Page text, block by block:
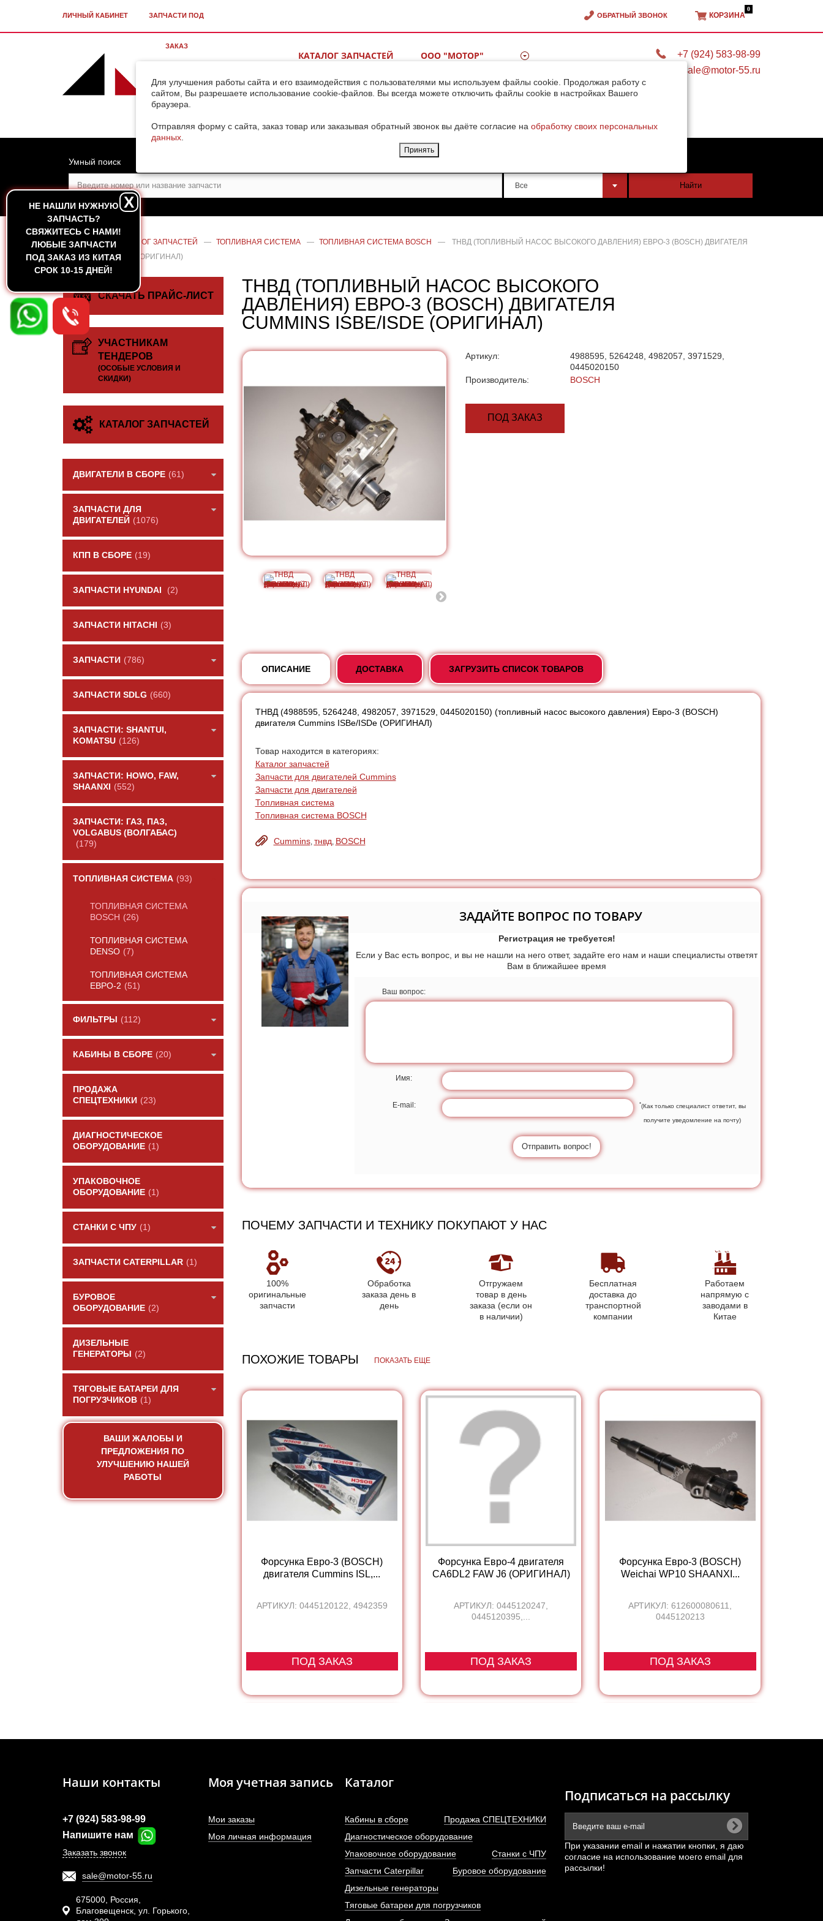
Для улучшения работы сайта и его взаимодействия с пользователями мы используем файлы cookie. Продолжая работу с
сайтом, Вы разрешаете использование cookie-файлов. Вы всегда можете отключить файлы cookie в настройках Вашего
браузера.
Отправляя форму с сайта, заказ товар или заказывая обратный звонок вы даёте согласие на обработку своих персональных
данных
Принять
ЛИЧНЫЙ КАБИНЕТ ЗАПЧАСТИ ПОД
ЗАКАЗ
ОБРАТНЫЙ ЗВОНОК КОРЗИНА
0
КАТАЛОГ ЗАПЧАСТЕЙ ООО "МОТОР"
ВИДЕОГАЛЕРЕЯ КОНТАКТЫ
+7 (924) 583-98-99
sale@motor-55.ru
НЕ НАШЛИ НУЖНУЮ
ЗАПЧАСТЬ?
CВЯЖИТЕСЬ С НАМИ!
ЛЮБЫЕ ЗАПЧАСТИ
ПОД ЗАКАЗ ИЗ КИТАЯ
СРОК 10-15 ДНЕЙ!
X
Умный поиск
Все Найти
ГЛАВНАЯ — КАТАЛОГ ЗАПЧАСТЕЙ — ТОПЛИВНАЯ СИСТЕМА — ТОПЛИВНАЯ СИСТЕМА BOSCH —
ТНВД (ТОПЛИВНЫЙ НАСОС ВЫСОКОГО ДАВЛЕНИЯ) ЕВРО-3 (BOSCH) ДВИГАТЕЛЯ
CUMMINS ISBE/ISDE (ОРИГИНАЛ)
СКАЧАТЬ ПРАЙС-ЛИСТ
УЧАСТНИКАМ
ТЕНДЕРОВ
(ОСОБЫЕ УСЛОВИЯ И
СКИДКИ)
КАТАЛОГ ЗАПЧАСТЕЙ
ДВИГАТЕЛИ В СБОРЕ (61)
ЗАПЧАСТИ ДЛЯ
ДВИГАТЕЛЕЙ (1076)
КПП В СБОРЕ (19)
ЗАПЧАСТИ HYUNDAI (2)
ЗАПЧАСТИ HITACHI (3)
ЗАПЧАСТИ (786)
ЗАПЧАСТИ SDLG (660)
ЗАПЧАСТИ: SHANTUI,
KOMATSU (126)
ЗАПЧАСТИ: HOWO, FAW,
SHAANXI
(552)
ЗАПЧАСТИ: ГАЗ, ПАЗ,
VOLGABUS (ВОЛГАБАС)
(179)
ТОПЛИВНАЯ СИСТЕМА (93)
ТОПЛИВНАЯ СИСТЕМА
BOSCH (26)
ТОПЛИВНАЯ СИСТЕМА
DENSO (7)
ТОПЛИВНАЯ СИСТЕМА
ЕВРО-2 (51)
ФИЛЬТРЫ (112)
КАБИНЫ В СБОРЕ (20)
ПРОДАЖА
СПЕЦТЕХНИКИ (23)
ДИАГНОСТИЧЕСКОЕ
ОБОРУДОВАНИЕ (1)
УПАКОВОЧНОЕ
ОБОРУДОВАНИЕ (1)
СТАНКИ С ЧПУ (1)
ЗАПЧАСТИ CATERPILLAR (1)
БУРОВОЕ
ОБОРУДОВАНИЕ (2)
ДИЗЕЛЬНЫЕ
ГЕНЕРАТОРЫ
(2)
ТЯГОВЫЕ БАТАРЕИ ДЛЯ
ПОГРУЗЧИКОВ (1)
ВАШИ ЖАЛОБЫ И
ПРЕДЛОЖЕНИЯ ПО
УЛУЧШЕНИЮ НАШЕЙ
РАБОТЫ
ТНВД (ТОПЛИВНЫЙ НАСОС ВЫСОКОГО
ДАВЛЕНИЯ) ЕВРО-3 (BOSCH) ДВИГАТЕЛЯ
CUMMINS ISBE/ISDE (ОРИГИНАЛ)
Артикул:
4988595, 5264248, 4982057, 3971529,
0445020150
Производитель:
BOSCH
ПОД ЗАКАЗ
ОПИСАНИЕ ДОСТАВКА ЗАГРУЗИТЬ СПИСОК ТОВАРОВ
ТНВД (4988595, 5264248, 4982057, 3971529, 0445020150) (топливный насос высокого давления) Евро-3 (BOSCH)
двигателя Cummins ISBe/ISDe (ОРИГИНАЛ)
Товар находится в категориях:
Каталог запчастей
Запчасти для двигателей Cummins
Запчасти для двигателей
Топливная система
Топливная система BOSCH
Cummins, тнвд, BOSCH
ЗАДАЙТЕ ВОПРОС ПО ТОВАРУ
Регистрация не требуется!
Если у Вас есть вопрос, и вы не нашли на него ответ, задайте его нам и наши специалисты ответят
Вам в ближайшее время
Ваш вопрос:
Имя:
E-mail: *(Как только специалист ответит, вы
получите уведомление на почту)
Отправить вопрос!
ПОЧЕМУ ЗАПЧАСТИ И ТЕХНИКУ ПОКУПАЮТ У НАС
100%
оригинальные
запчасти
Обработка
заказа день в
день
Отгружаем
товар в день
заказа (если он
в наличии)
Бесплатная
доставка до
транспортной
компании
Работаем
напрямую с
заводами в
Китае
ПОХОЖИЕ ТОВАРЫ ПОКАЗАТЬ ЕЩЕ
Форсунка Евро-3 (BOSCH)
двигателя Cummins ISL,...
АРТИКУЛ: 0445120122, 4942359
ПОД ЗАКАЗ
Форсунка Евро-4 двигателя
CA6DL2 FAW J6 (ОРИГИНАЛ)
АРТИКУЛ: 0445120247,
0445120395,...
ПОД ЗАКАЗ
Форсунка Евро-3 (BOSCH)
Weichai WP10 SHAANXI...
АРТИКУЛ: 612600080611,
0445120213
ПОД ЗАКАЗ
Форсунка Евро-3 (BOSCH)
Weichai WP12 SHAANXI...
Форсунка Евро-3 (BOSCH)
Наши контакты
+7 (924) 583-98-99
Напишите нам
Заказать звонок
sale@motor-55.ru
675000, Россия,
Благовещенск, ул. Горького,
Моя учетная запись
Мои заказы
Моя личная информация
Каталог
Кабины в сборе
Продажа СПЕЦТЕХНИКИ
Диагностическое оборудование
Упаковочное оборудование
Станки с ЧПУ
Запчасти Caterpillar
Буровое оборудование
Дизельные генераторы
Тяговые батареи для погрузчиков
Подписаться на рассылку
При указании email и нажатии кнопки, я даю
согласие на использование моего email для
рассылки!